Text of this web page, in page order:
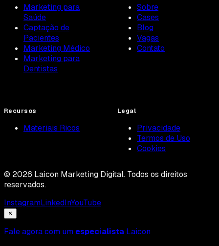
Marketing para
Saúde
Captação de
Pacientes
Marketing Médico
Marketing para
Dentistas
Sobre
Cases
Blog
Vagas
Contato
Recursos
Materiais Ricos
Legal
Privacidade
Termos de Uso
Cookies
© 2026 Laicon Marketing Digital. Todos os direitos
reservados.
InstagramLinkedInYouTube
Fale agora com um especialista Laicon